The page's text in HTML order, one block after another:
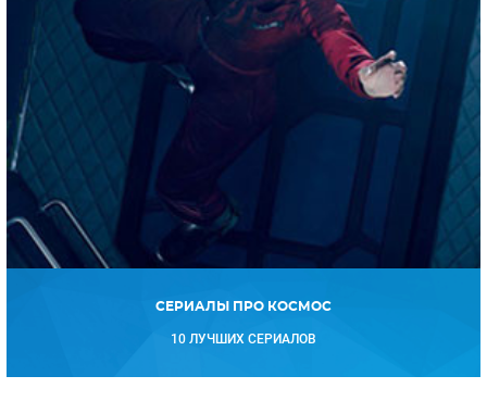
СЕРИАЛЫ ПРО КОСМОС
10 ЛУЧШИХ СЕРИАЛОВ